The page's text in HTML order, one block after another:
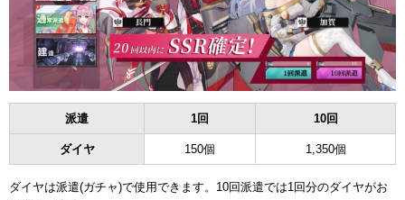
派遣 1回 10回
ダイヤ 150個 1,350個
ダイヤは派遣(ガチャ)で使用できます。10回派遣では1回分のダイヤがお